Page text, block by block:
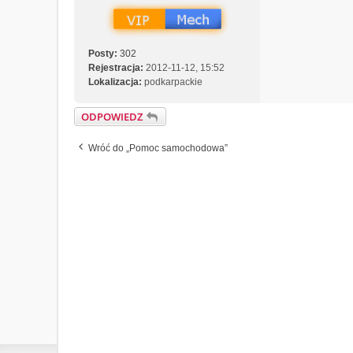
Posty: 302
Rejestracja: 2012-11-12, 15:52
Lokalizacja: podkarpackie
ODPOWIEDZ
Wróć do „Pomoc samochodowa”